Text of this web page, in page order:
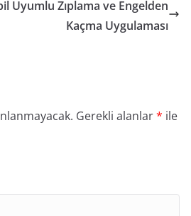
Uyumlu Zıplama ve Engelden
Kaçma Uygulaması
Gerekli alanlar* ile